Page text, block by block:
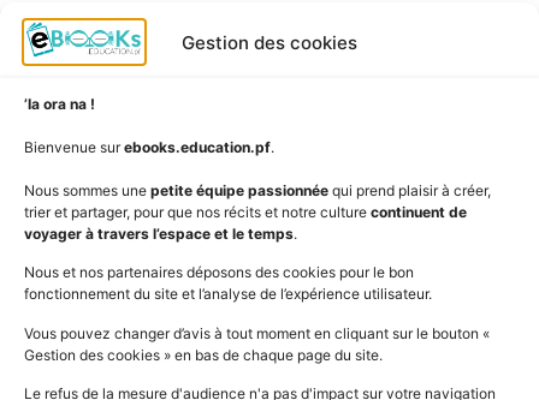
Gestion des cookies
’Ia ora na !
Bienvenue surebooks.education.pf.
Nous sommes une petite équipe passionnée qui prend plaisir à créer,
trier et partager, pour que nos récits et notre culture continuent de
voyager à travers l’espace et le temps.
Nous et nos partenaires déposons des cookies pour le bon
fonctionnement du site et l’analyse de l’expérience utilisateur.
Vous pouvez changer d’avis à tout moment en cliquant sur le bouton «
Gestion des cookies » en bas de chaque page du site.
Le refus de la mesure d'audience n'a pas d'impact sur votre navigation
Albums
Langues
Niveaux
AudioBooks
Outils
Vidéos
Mentions légales
www.education.pf
SUIVEZ L'ACTUALITÉ DE L'ÉDUCATION